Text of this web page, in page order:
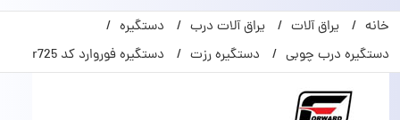
خانه یراق آلات یراق آلات درب
دستگیره
دستگیره درب چوبی
دستگیره رزت دستگیره فوروارد کد r725